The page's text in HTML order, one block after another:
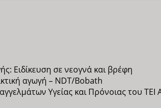
Ειδίκευση σε νεογνά και βρέφη
αγωγή – NDT/Bobath
Υγείας και Πρόνοιας του ΤΕΙ